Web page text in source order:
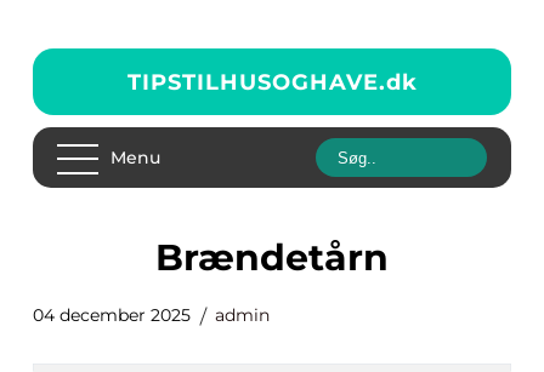
TIPSTILHUSOGHAVE.dk
Menu
Brændetårn
04 december 2025 admin